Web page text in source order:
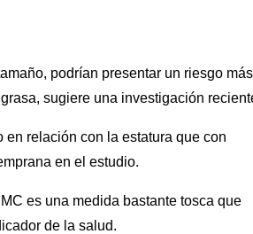
podrían presentar un riesgo más
sugiere una investigación
en relación con la estatura que con
en el estudio.
es una medida bastante tosca que
de la salud.